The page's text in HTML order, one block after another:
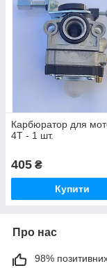
Карбюратор для
4T - 1 шт.
405 ₴
Купити
Про нас
98% позитивних